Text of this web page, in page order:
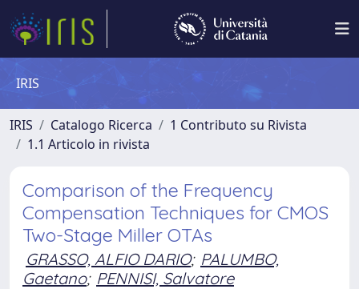
IRIS
IRIS Catalogo Ricerca
1 Contributo su Rivista
1.1 Articolo in rivista
Comparison of the Frequency
Compensation Techniques for CMOS
Two-Stage Miller OTAs
GRASSO, ALFIO DARIO; PALUMBO,
Gaetano; PENNISI, Salvatore